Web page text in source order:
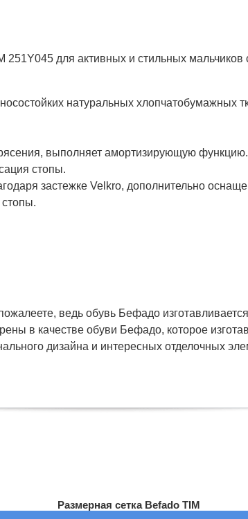
для активных и стильных
натуральных
выполняет амортизирующую функцию.
стопы.
застежке Velkro, дополнительно
ведь обувь Бефадо
в качестве обуви Бефадо, которое
дизайна и интересных отделочных
Размерная сетка Befado TIM